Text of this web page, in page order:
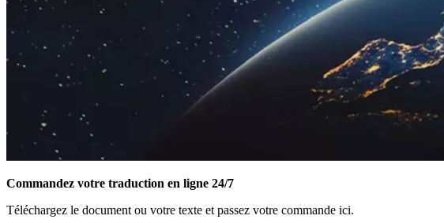
Commandez votre traduction en ligne 24/7
Téléchargez le document ou votre texte et passez votre commande ici.